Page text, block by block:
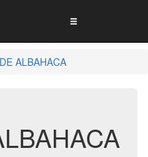
ALBAHACA